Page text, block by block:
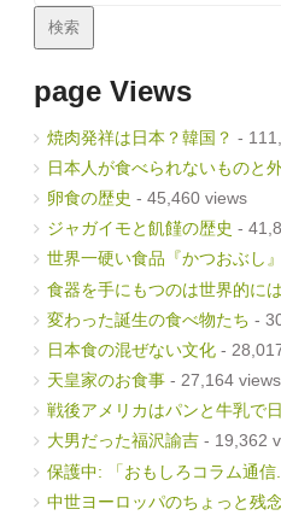
page Views
焼肉発祥は日本？韓国？ -
日本人が食べられないものと外
卵食の歴史 - 45,460 views
ジャガイモと飢饉の歴史 -
世界一硬い食品『かつおぶし
食器を手にもつのは世界的には
変わった誕生の食べ物たち -
日本食の混ぜない文化 -
天皇家のお食事 - 27,164 views
戦後アメリカはパンと牛乳で
大男だった福沢諭吉 - 19,362
保護中: 「おもしろコラム通信...
中世ヨーロッパのちょっと残念